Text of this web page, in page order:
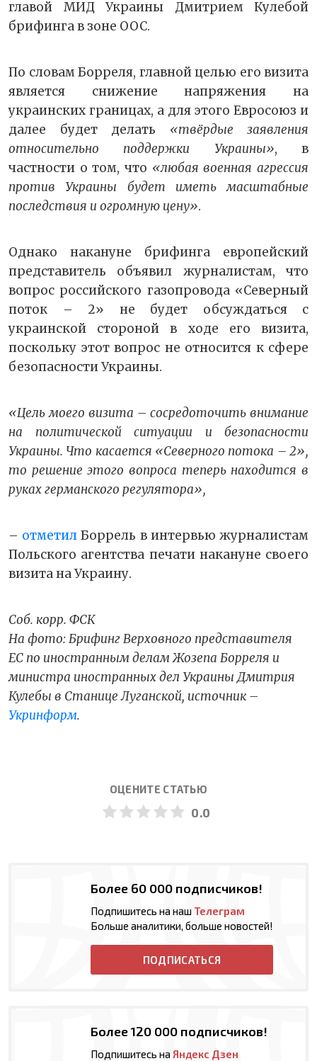
главой МИД Украины Дмитрием Кулебой
брифинга в зоне ООС.
По словам Борреля, главной целью его визита
является снижение напряжения на
украинских границах, а для этого Евросоюз и
далее будет делать «твёрдые заявления
относительно поддержки Украины», в
частности о том, что «любая военная агрессия
против Украины будет иметь масштабные
последствия и огромную цену».
Однако накануне брифинга европейский
представитель объявил журналистам, что
вопрос российского газопровода «Северный
поток – 2» не будет обсуждаться с
украинской стороной в ходе его визита,
поскольку этот вопрос не относится к сфере
безопасности Украины.
«Цель моего визита – сосредоточить внимание
на политической ситуации и безопасности
Украины. Что касается «Северного потока – 2»,
то решение этого вопроса теперь находится в
руках германского регулятора»,
– отметил Боррель в интервью журналистам
Польского агентства печати накануне своего
визита на Украину.
Соб. корр. ФСК
На фото: Брифинг Верховного представителя
ЕС по иностранным делам Жозепа Борреля и
министра иностранных дел Украины Дмитрия
Кулебы в Станице Луганской, источник –
Укринформ.
ОЦЕНИТЕ СТАТЬЮ
0.0
Более 60 000 подписчиков!
Подпишитесь на наш Телеграм
Больше аналитики, больше новостей!
ПОДПИСАТЬСЯ
Более 120 000 подписчиков!
Подпишитесь на Яндекс Дзен